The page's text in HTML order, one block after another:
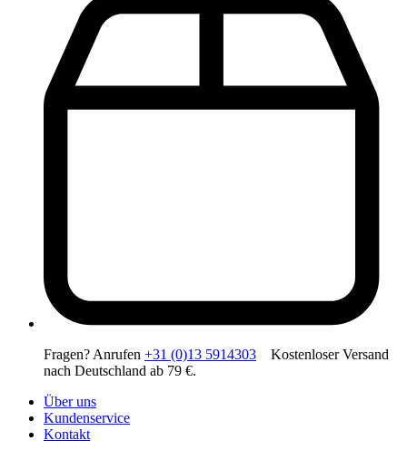
Fragen? Anrufen +31 (0)13 5914303 Kostenloser Versand
nach Deutschland ab 79 €.
Über uns
Kundenservice
Kontakt